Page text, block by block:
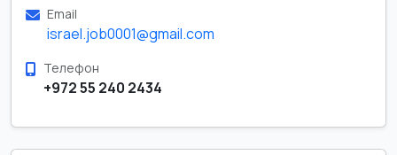
Email
israel.job0001@gmail.com
Телефон
+972 55 240 2434